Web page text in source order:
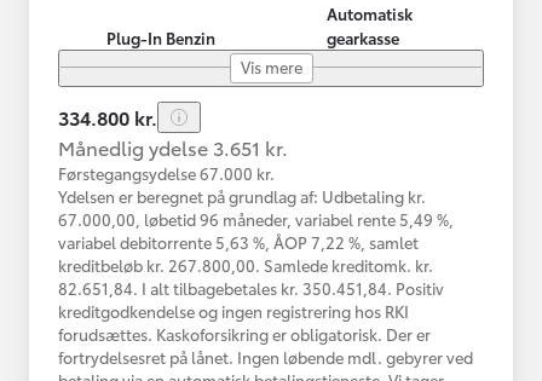
Plug-In Benzin
Automatisk
gearkasse
Vis mere
334.800 kr.
Månedlig ydelse 3.651 kr.
Førstegangsydelse 67.000 kr.
Ydelsen er beregnet på grundlag af: Udbetaling kr.
67.000,00, løbetid 96 måneder, variabel rente 5,49 %,
variabel debitorrente 5,63 %, ÅOP 7,22 %, samlet
kreditbeløb kr. 267.800,00. Samlede kreditomk. kr.
82.651,84. I alt tilbagebetales kr. 350.451,84. Positiv
kreditgodkendelse og ingen registrering hos RKI
forudsættes. Kaskoforsikring er obligatorisk. Der er
fortrydelsesret på lånet. Ingen løbende mdl. gebyrer ved